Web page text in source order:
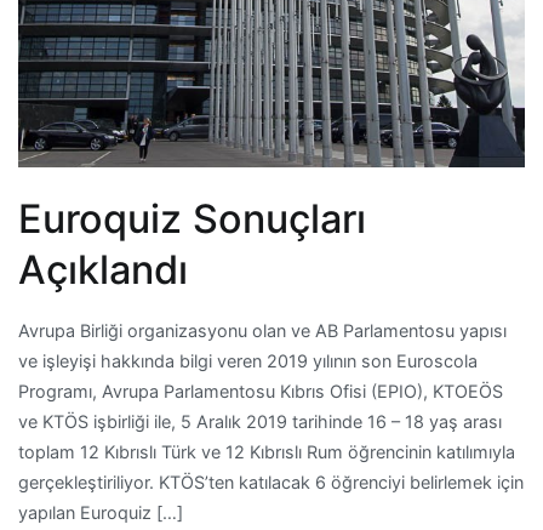
Euroquiz Sonuçları
Açıklandı
Avrupa Birliği organizasyonu olan ve AB Parlamentosu yapısı
ve işleyişi hakkında bilgi veren 2019 yılının son Euroscola
Programı, Avrupa Parlamentosu Kıbrıs Ofisi (EPIO), KTOEÖS
ve KTÖS işbirliği ile, 5 Aralık 2019 tarihinde 16 – 18 yaş arası
toplam 12 Kıbrıslı Türk ve 12 Kıbrıslı Rum öğrencinin katılımıyla
gerçekleştiriliyor. KTÖS’ten katılacak 6 öğrenciyi belirlemek için
yapılan Euroquiz […]